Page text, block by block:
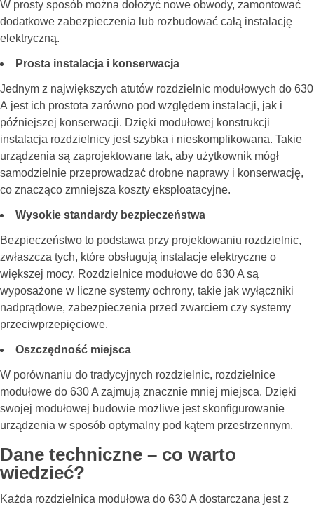
W prosty sposób można dołożyć nowe obwody, zamontować
dodatkowe zabezpieczenia lub rozbudować całą instalację
elektryczną.
Prosta instalacja i konserwacja
Jednym z największych atutów rozdzielnic modułowych do 630
A jest ich prostota zarówno pod względem instalacji, jak i
późniejszej konserwacji. Dzięki modułowej konstrukcji
instalacja rozdzielnicy jest szybka i nieskomplikowana. Takie
urządzenia są zaprojektowane tak, aby użytkownik mógł
samodzielnie przeprowadzać drobne naprawy i konserwację,
co znacząco zmniejsza koszty eksploatacyjne.
Wysokie standardy bezpieczeństwa
Bezpieczeństwo to podstawa przy projektowaniu rozdzielnic,
zwłaszcza tych, które obsługują instalacje elektryczne o
większej mocy. Rozdzielnice modułowe do 630 A są
wyposażone w liczne systemy ochrony, takie jak wyłączniki
nadprądowe, zabezpieczenia przed zwarciem czy systemy
przeciwprzepięciowe.
Oszczędność miejsca
W porównaniu do tradycyjnych rozdzielnic, rozdzielnice
modułowe do 630 A zajmują znacznie mniej miejsca. Dzięki
swojej modułowej budowie możliwe jest skonfigurowanie
urządzenia w sposób optymalny pod kątem przestrzennym.
Dane techniczne – co warto
wiedzieć?
Każda rozdzielnica modułowa do 630 A dostarczana jest z